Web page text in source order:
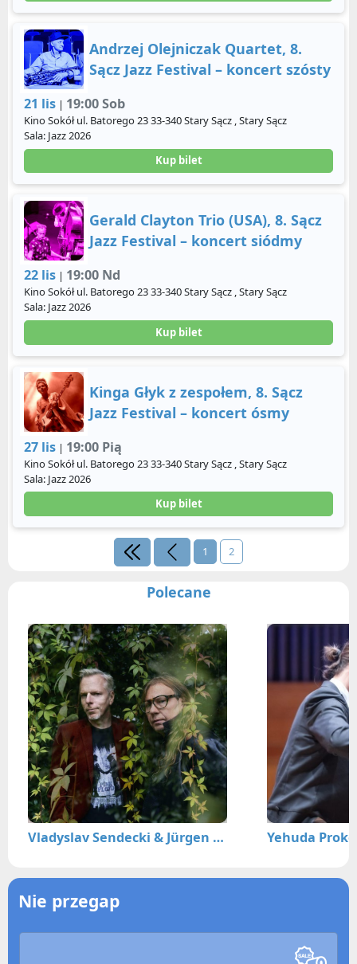
Andrzej Olejniczak Quartet, 8.
Sącz Jazz Festival – koncert szósty
21 lis | 19:00 Sob
Kino Sokół ul. Batorego 23 33-340 Stary Sącz , Stary Sącz
Sala: Jazz 2026
Kup bilet
Gerald Clayton Trio (USA), 8. Sącz
Jazz Festival – koncert siódmy
22 lis | 19:00 Nd
Kino Sokół ul. Batorego 23 33-340 Stary Sącz , Stary Sącz
Sala: Jazz 2026
Kup bilet
Kinga Głyk z zespołem, 8. Sącz
Jazz Festival – koncert ósmy
27 lis | 19:00 Pią
Kino Sokół ul. Batorego 23 33-340 Stary Sącz , Stary Sącz
Sala: Jazz 2026
Kup bilet
1 2
Polecane
Vladyslav Sendecki & Jürgen Spiegel – JAZZ. Inauguracja nowego fortepianu koncertowego w starosądeckim Sokole
Nie przegap